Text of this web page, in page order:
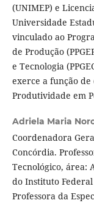
(UNIMEP) e
Universidade
vinculado ao
de Produção
e Tecnologia
exerce a função
Produtividade em
Adriela Maria
Coordenadora
Concórdia.
Tecnológico, área:
do Instituto
Professora da